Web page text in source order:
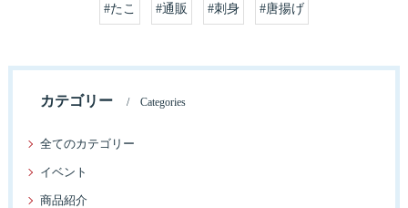
#たこ #通販 #刺身 #唐揚げ
カテゴリー Categories
全てのカテゴリー
イベント
商品紹介